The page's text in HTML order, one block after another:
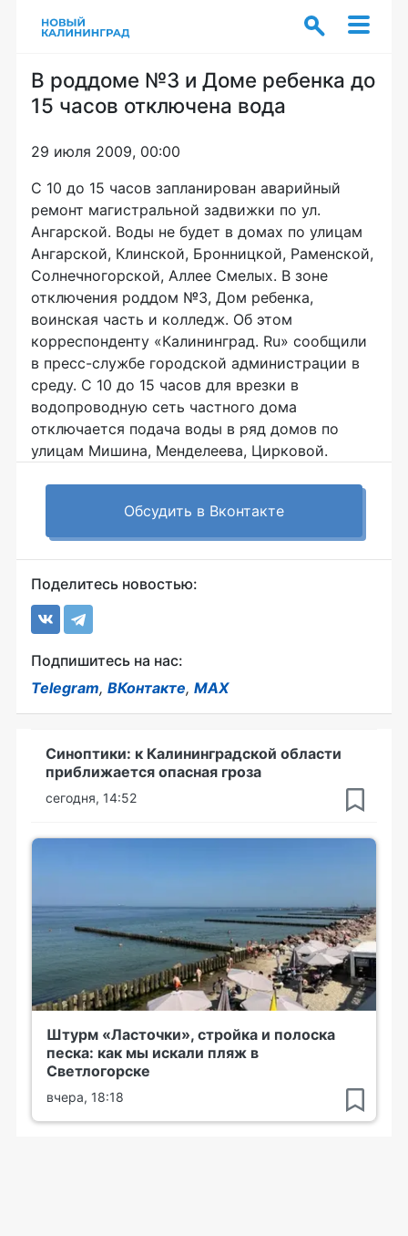
В роддоме №3 и Доме ребенка до
15 часов отключена вода
29 июля 2009, 00:00
С 10 до 15 часов запланирован аварийный
ремонт магистральной задвижки по ул.
Ангарской. Воды не будет в домах по улицам
Ангарской, Клинской, Бронницкой, Раменской,
Солнечногорской, Аллее Смелых. В зоне
отключения роддом №3, Дом ребенка,
воинская часть и колледж. Об этом
корреспонденту «Калининград. Ru» сообщили
в пресс-службе городской администрации в
среду. С 10 до 15 часов для врезки в
водопроводную сеть частного дома
отключается подача воды в ряд домов по
улицам Мишина, Менделеева, Цирковой.
Обсудить в Вконтакте
Поделитесь новостью:
Подпишитесь на нас:
Telegram, ВКонтакте, MAX
Синоптики: к Калининградской области
приближается опасная гроза
сегодня, 14:52
Штурм «Ласточки», стройка и полоска
песка: как мы искали пляж в
Светлогорске
вчера, 18:18